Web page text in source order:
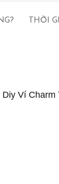
THỜI
Ví